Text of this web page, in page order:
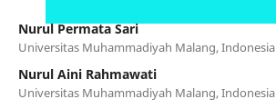
Nurul Permata Sari
Universitas Muhammadiyah Malang, Indonesia
Nurul Aini Rahmawati
Universitas Muhammadiyah Malang, Indonesia